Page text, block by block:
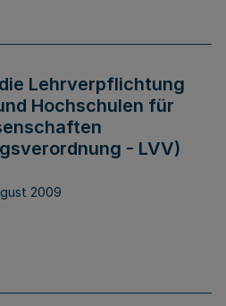
Lehrverpflichtung
Hochschulen für
- LVV)
2009